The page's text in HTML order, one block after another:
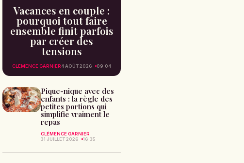
Vacances en couple :
pourquoi tout faire
ensemble finit parfois
par créer des
tensions
CLÉMENCE GARNIER4 AOÛT 2026 09:04
Pique-nique avec des
enfants : la règle des
petites portions qui
simplifie vraiment le
repas
CLÉMENCE GARNIER
31 JUILLET 2026
16:35